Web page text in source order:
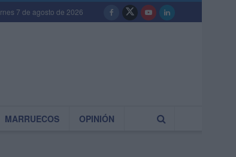
7 de agosto de 2026
MARRUECOS OPINIÓN